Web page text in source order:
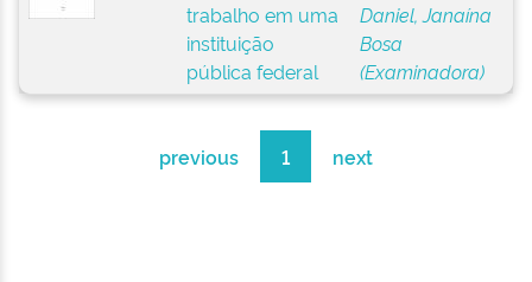
trabalho em uma
instituição
pública federal
Daniel, Janaína
Bosa
(Examinadora)
previous 1 next